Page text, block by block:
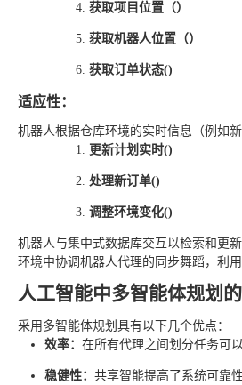
获取项目位置（）
获取机器人位置（）
获取订单状态()
适应性：
机器人根据仓库环境的实时信息（例如
更新计划实时()
处理新订单()
调整环境变化()
机器人与集中式数据库交互以检索和更
环境中协调机器人代理的同步舞蹈，利
人工智能中多智能体规划
采用多智能体规划具有以下几个优点：
效率： 在所有代理之间划分任务可
稳健性： 共享智能提高了系统可靠